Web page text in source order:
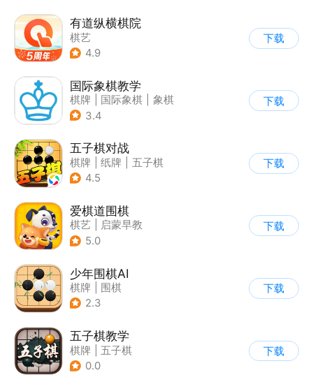
有道纵横棋院
棋艺
4.9
下载
国际象棋教学
棋牌 国际象棋
象棋
| 学习教育
3.4
下载
五子棋对战
棋牌 纸牌
五子棋
| 卡通
4.5
下载
爱棋道围棋
棋艺
启蒙早教
5.0
下载
少年围棋AI
棋牌
围棋
2.3
下载
五子棋教学
棋牌
五子棋
0.0
下载